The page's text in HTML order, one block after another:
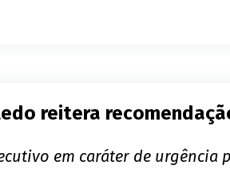
reitera
em caráter de urgência